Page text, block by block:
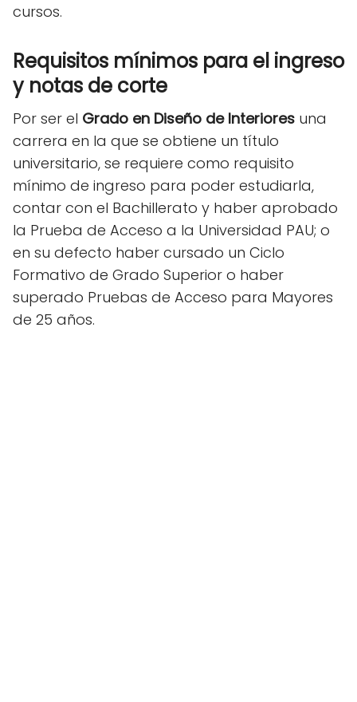
cursos.
Requisitos mínimos para el ingreso
y notas de corte
Por ser el Grado en Diseño de Interiores una
carrera en la que se obtiene un título
universitario, se requiere como requisito
mínimo de ingreso para poder estudiarla,
contar con el Bachillerato y haber aprobado
la Prueba de Acceso a la Universidad PAU; o
en su defecto haber cursado un Ciclo
Formativo de Grado Superior o haber
superado Pruebas de Acceso para Mayores
de 25 años.